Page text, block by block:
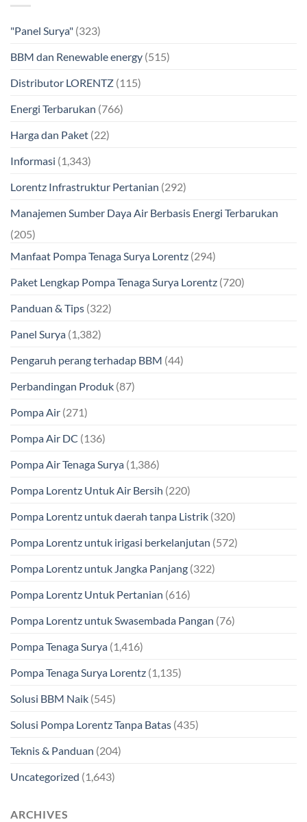
"Panel Surya" (323)
BBM dan Renewable energy (515)
Distributor LORENTZ (115)
Energi Terbarukan (766)
Harga dan Paket (22)
Informasi (1,343)
Lorentz Infrastruktur Pertanian (292)
Manajemen Sumber Daya Air Berbasis Energi Terbarukan
(205)
Manfaat Pompa Tenaga Surya Lorentz (294)
Paket Lengkap Pompa Tenaga Surya Lorentz (720)
Panduan & Tips (322)
Panel Surya (1,382)
Pengaruh perang terhadap BBM (44)
Perbandingan Produk (87)
Pompa Air (271)
Pompa Air DC (136)
Pompa Air Tenaga Surya (1,386)
Pompa Lorentz Untuk Air Bersih (220)
Pompa Lorentz untuk daerah tanpa Listrik (320)
Pompa Lorentz untuk irigasi berkelanjutan (572)
Pompa Lorentz untuk Jangka Panjang (322)
Pompa Lorentz Untuk Pertanian (616)
Pompa Lorentz untuk Swasembada Pangan (76)
Pompa Tenaga Surya (1,416)
Pompa Tenaga Surya Lorentz (1,135)
Solusi BBM Naik (545)
Solusi Pompa Lorentz Tanpa Batas (435)
Teknis & Panduan (204)
Uncategorized (1,643)
ARCHIVES